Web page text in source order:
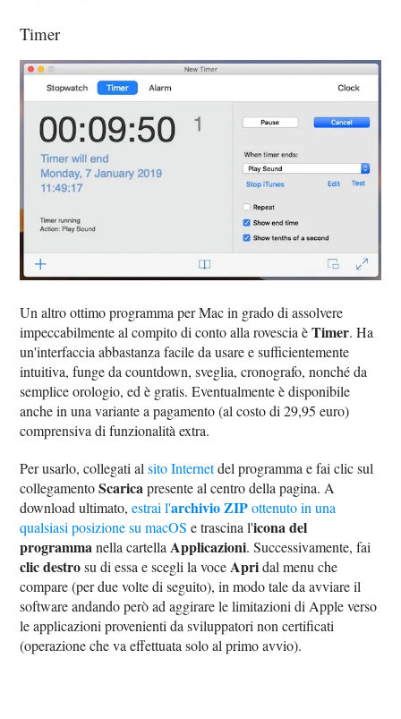
Timer
Un altro ottimo programma per Mac in grado di assolvere
impeccabilmente al compito di conto alla rovescia èTimer. Ha
un'interfaccia abbastanza facile da usare e sufficientemente
intuitiva, funge da countdown, sveglia, cronografo, nonché da
semplice orologio, ed è gratis. Eventualmente è disponibile
anche in una variante a pagamento (al costo di 29,95 euro)
comprensiva di funzionalità extra.
Per usarlo, collegati alsito Internetdel programma e fai clic sul
collegamentoScaricapresente al centro della pagina. A
download ultimato,estrai l'archivio ZIPottenuto in una
qualsiasi posizione su macOS e trascina l'icona del
programmanella cartella Applicazioni. Successivamente, fai
clic destrosu di essa e scegli la voce Apridal menu che
compare (per due volte di seguito), in modo tale da avviare il
software andando però ad aggirare le limitazioni di Apple verso
le applicazioni provenienti da sviluppatori non certificati
(operazione che va effettuata solo al primo avvio).